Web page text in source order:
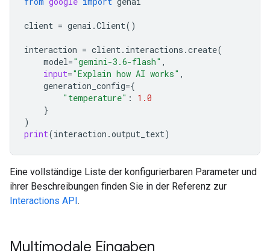
client = genai .Client()
interaction = client. interactions .create(
model="gemini-3.6-flash" ,
input="Explain how AI works" ,
generation_config={
"temperature" :
1.0
}
)
print(interaction .output_text)
Eine vollständige Liste der konfigurierbaren Parameter und
ihrer Beschreibungen finden Sie in der Referenz zur
Interactions API.
Multimodale Eingaben